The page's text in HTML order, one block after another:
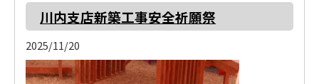
川内支店新築工事安全祈願祭
2025/11/20